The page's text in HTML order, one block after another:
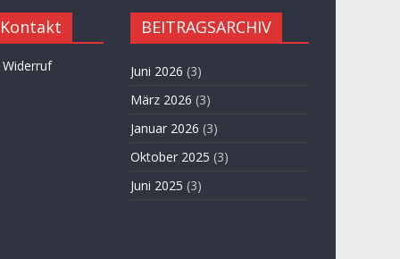
BEITRAGSARCHIV
Juni 2026 (3)
März 2026 (3)
Januar 2026 (3)
Oktober 2025 (3)
Juni 2025 (3)